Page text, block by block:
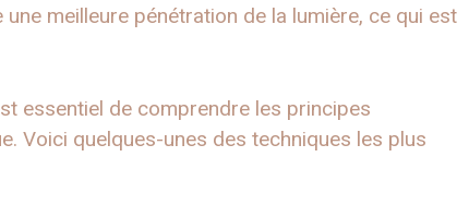
meilleure pénétration de la lumière, ce qui est
essentiel de comprendre les principes
Voici quelques-unes des techniques les plus